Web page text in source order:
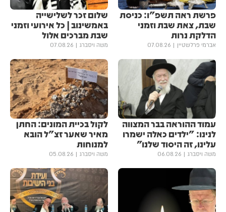
פרשת ראה תשפ"ו: כניסת
שבת, צאת שבת וזמני
הדלקת נרות
אברמי פרלשטיין 07.08.26
שלום זכר לשלישייה
באמשינוב | כל אירועי וזמני
שבת מברכים אלול
משה ויסברג 07.08.26
עמוד ההוראה בבר המצווה
לנינו: "ילדים כאלה ישמרו
עלינו, זה היסוד שלנו"
משה ויסברג 06.08.26
לקול בכיית המונים: החתן
מאיר שאער זצ"ל הובא
למנוחות
משה ויסברג 05.08.26